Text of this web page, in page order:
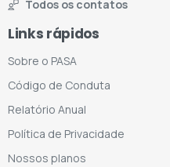
Todos os contatos
Links rápidos
Sobre o PASA
Código de Conduta
Relatório Anual
Política de Privacidade
Nossos planos